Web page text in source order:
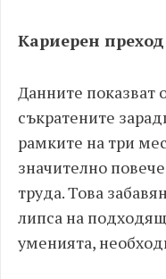
Кариерен
Данните показват
съкратените
рамките на три
значително
труда. Това
липса на
уменията,